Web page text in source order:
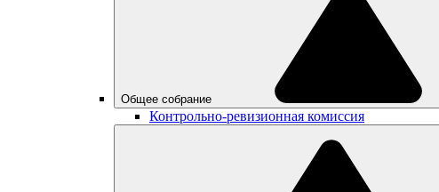
Общее собрание
Контрольно-ревизионная комиссия